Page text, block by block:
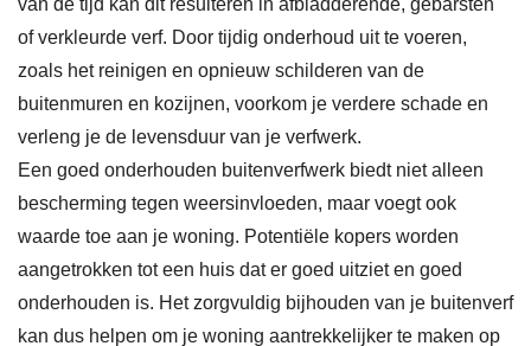
of verkleurde verf. Door tijdig onderhoud uit te voeren,
zoals het reinigen en opnieuw schilderen van de
buitenmuren en kozijnen, voorkom je verdere schade en
verleng je de levensduur van je verfwerk.
Een goed onderhouden buitenverfwerk biedt niet alleen
bescherming tegen weersinvloeden, maar voegt ook
waarde toe aan je woning. Potentiële kopers worden
aangetrokken tot een huis dat er goed uitziet en goed
onderhouden is. Het zorgvuldig bijhouden van je buitenverf
kan dus helpen om je woning aantrekkelijker te maken op